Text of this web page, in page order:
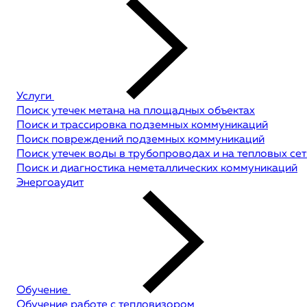
Услуги
Поиск утечек метана на площадных объектах
Поиск и трассировка подземных коммуникаций
Поиск повреждений подземных коммуникаций
Поиск утечек воды в трубопроводах и на тепловых
Поиск и диагностика неметаллических коммуникаций
Энергоаудит
Обучение